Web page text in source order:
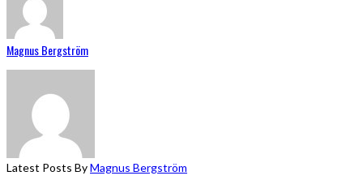
Magnus Bergström
Latest Posts ByMagnus Bergström